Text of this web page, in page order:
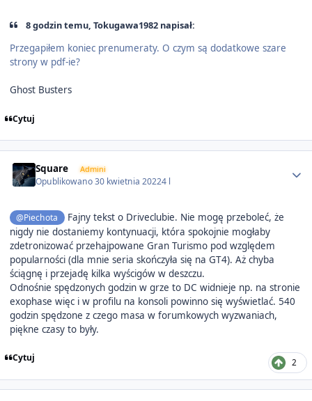
8 godzin temu, Tokugawa1982 napisał:
Przegapiłem koniec prenumeraty. O czym są dodatkowe szare
strony w pdf-ie?
Ghost Busters
Cytuj
Square Admini
Opublikowano30 kwietnia 20224 l
@Piechota
Fajny tekst o Driveclubie. Nie mogę przeboleć, że
nigdy nie dostaniemy kontynuacji, która spokojnie mogłaby
zdetronizować przehajpowane Gran Turismo pod względem
popularności (dla mnie seria skończyła się na GT4). Aż chyba
ściągnę i przejadę kilka wyścigóww deszczu.
Odnośnie spędzonych godzin w grze to DC widnieje np. na stronie
exophase więc i w profilu na konsoli powinno się wyświetlać. 540
godzin spędzone z czego masa w forumkowych wyzwaniach,
piękne czasy to były.
Cytuj 2